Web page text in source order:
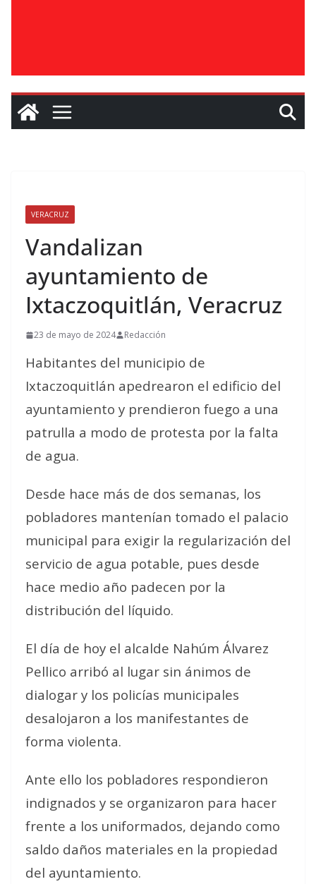
VERACRUZ
Vandalizan
ayuntamiento de
Ixtaczoquitlán, Veracruz
23 de mayo de 2024 Redacción
Habitantes del municipio de
Ixtaczoquitlán apedrearon el edificio del
ayuntamiento y prendieron fuego a una
patrulla a modo de protesta por la falta
de agua.
Desde hace más de dos semanas, los
pobladores mantenían tomado el palacio
municipal para exigir la regularización del
servicio de agua potable, pues desde
hace medio año padecen por la
distribución del líquido.
El día de hoy el alcalde Nahúm Álvarez
Pellico arribó al lugar sin ánimos de
dialogar y los policías municipales
desalojaron a los manifestantes de
forma violenta.
Ante ello los pobladores respondieron
indignados y se organizaron para hacer
frente a los uniformados, dejando como
saldo daños materiales en la propiedad
del ayuntamiento.